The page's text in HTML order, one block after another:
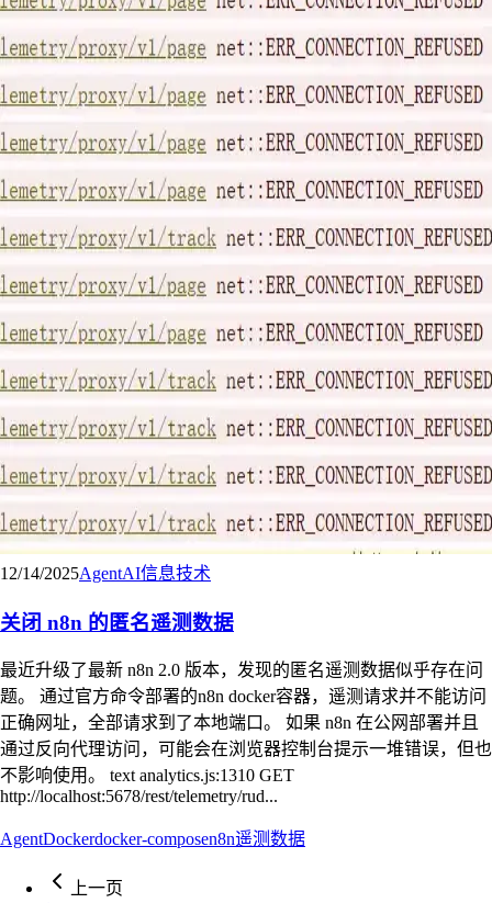
12/14/2025AgentAI信息技术
关闭 n8n 的匿名遥测数据
最近升级了最新 n8n 2.0 版本，发现的匿名遥测数据似乎存在问
题。 通过官方命令部署的n8n docker容器，遥测请求并不能访问
正确网址，全部请求到了本地端口。 如果 n8n 在公网部署并且
通过反向代理访问，可能会在浏览器控制台提示一堆错误，但也
不影响使用。 text analytics.js:1310 GET
http://localhost:5678/rest/telemetry/rud...
AgentDockerdocker-composen8n遥测数据
上一页